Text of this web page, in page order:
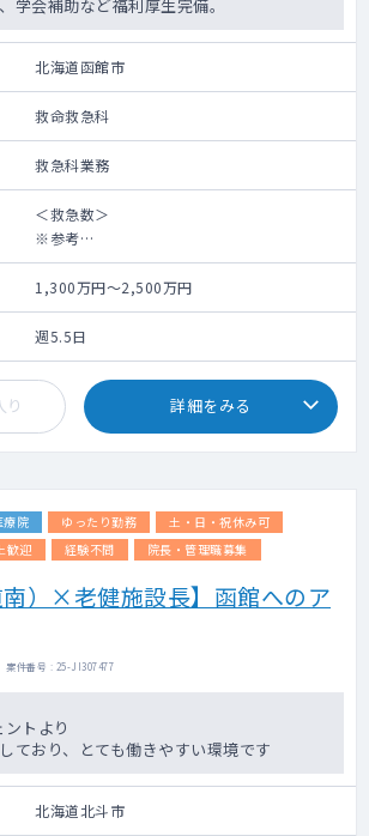
会補助など福利厚生完備。
北海道函館市
救命救急科
救急科業務
＜救急数＞
※参考
土曜 12：00～17：00・・・・・2.3名
土曜 17：00～20：00・・・・・0.6名
土曜 20：00～00：00・・・・・1名
日曜 00：00～09：00・・・・・0名
日曜 09：00～12：00・・・・・0.75名
※参考 救急当番日（月数回救急当番日がご
ざいます）
救急搬入数：約30～40台/24時間当たり
科）。時間外も各科オンコール体制 ※体制
変更もあり得ます
1,300万円～2,500万円
週5.5日
り 詳細をみる
療院 ゆったり勤務
土・日・祝休み可
歓迎 経験不問 院長・管理職募集
南）×老健施設長】函館へのア
案件番号 : 25-JI307477
トより
ており、とても働きやすい環境です
北海道北斗市